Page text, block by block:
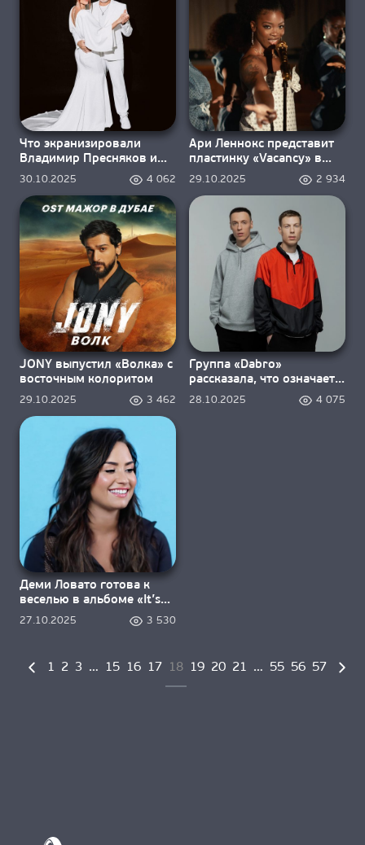
Что экранизировали
Владимир Пресняков и
Наталья Подольская?
30.10.2025 4 062
Ари Леннокс представит
пластинку «Vacancy» в
2026 году
29.10.2025 2 934
JONY выпустил «Волка» с
восточным колоритом
29.10.2025 3 462
Группа «Dabro»
рассказала, что означает
«Красиво жить»
28.10.2025 4 075
Деми Ловато готова к
веселью в альбоме «It’s
Not That Deep»
27.10.2025 3 530
1 2 3 … 15 16 17 18 19 20 21 … 55 56 57